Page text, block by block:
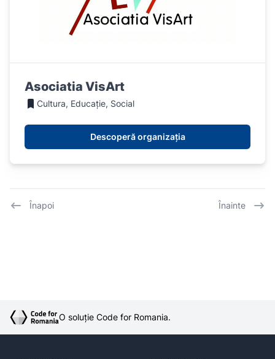
Asociatia VisArt
Cultura, Educație, Social
Descoperă organizația
Înapoi Înainte
O soluție Code for Romania.